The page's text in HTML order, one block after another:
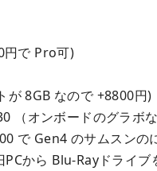
で Pro可)
が 8GB なので +8800円)
（オンボードのグラボな
で Gen4 のサムスンの
から Blu-Rayドライブ